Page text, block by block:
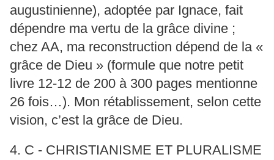
augustinienne), adoptée par Ignace, fait
dépendre ma vertu de la grâce divine ;
chez AA, ma reconstruction dépend de la «
grâce de Dieu » (formule que notre petit
livre 12-12 de 200 à 300 pages mentionne
26 fois…). Mon rétablissement, selon cette
vision, c’est la grâce de Dieu.
4. C - CHRISTIANISME ET PLURALISME